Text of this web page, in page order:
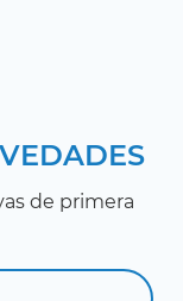
de primera